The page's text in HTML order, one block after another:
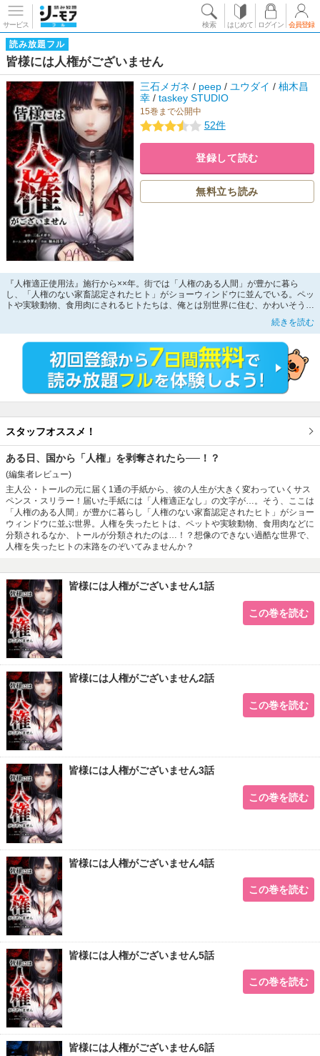
サービス 検索 はじめて ログイン 会員登録
読み放題フル
皆様には人権がございません
三石メガネ / peep / ユウダイ / 柚木昌
幸 / taskey STUDIO
15巻まで公開中
52件
登録して読む
無料立ち読み
『人権適正使用法』施行から××年。街では「人権のある人間」が豊かに暮ら
し、「人権のない家畜認定されたヒト」がショーウィンドウに並んでいる。ペッ
トや実験動物、食用肉にされるヒトたちは、俺とは別世界に住む、かわいそうな
生き物だ…そのはず、だった――。マンガ・ノベルアプリ「peep」の大人気サ
続きを読む
スタッフオススメ！
ある日、国から「人権」を剥奪されたら──！？
(編集者レビュー)
主人公・トールの元に届く1通の手紙から、彼の人生が大きく変わっていくサス
ペンス・スリラー！届いた手紙には「人権適正なし」の文字が…。そう、ここは
「人権のある人間」が豊かに暮らし「人権のない家畜認定されたヒト」がショー
ウィンドウに並ぶ世界。人権を失ったヒトは、ペットや実験動物、食用肉などに
分類されるなか、トールが分類されたのは…！？想像のできない過酷な世界で、
人権を失ったヒトの末路をのぞいてみませんか？
皆様には人権がございません1話
この巻を読む
皆様には人権がございません2話
この巻を読む
皆様には人権がございません3話
この巻を読む
皆様には人権がございません4話
この巻を読む
皆様には人権がございません5話
この巻を読む
皆様には人権がございません6話